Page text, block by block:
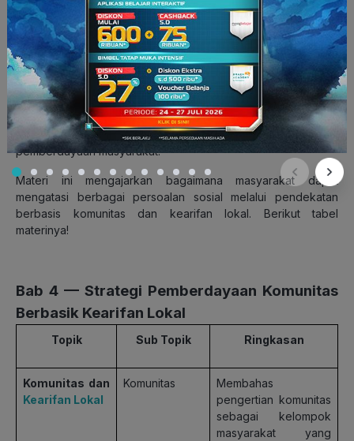
Materi Sosiologi Kelas 12
Semester 2
Guys, pada semester kedua, materi sosiologi kelas 12
semester 2 kurikulum merdeka berfokus pada strategi
pemberdayaan komunitas dan evaluasi program
pemberdayaan masyarakat.
Materi ini mengajarkan bagaimana masyarakat dapat
mengatasi berbagai persoalan sosial melalui pendekatan
berbasis komunitas dan kearifan lokal. Berikut tabel
materinya!
Bab 4 — Strategi Pemberdayaan Komunitas
Berbasik Kearifan Lokal
Topik Sub Topik Ringkasan
Komunitas dan
Kearifan Lokal
Komunitas
Membahas
pengertian komunitas
sebagai kelompok
masyarakat yang